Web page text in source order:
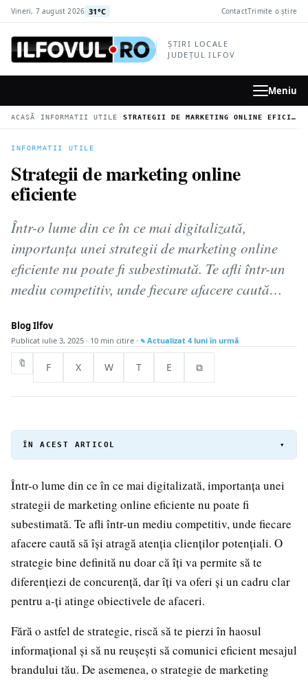
conținutul
Vineri, 7 august 2026 31°C ContactTrimite o știre
ȘTIRI LOCALE
JUDEȚUL ILFOV
Meniu
ACASĂ › INFORMATII UTILE › STRATEGII DE MARKETING ONLINE EFICIENTE
INFORMATII UTILE
Strategii de marketing online
eficiente
Într-o lume din ce în ce mai digitalizată,
importanța unei strategii de marketing online
eficiente nu poate fi subestimată. Te afli într-un
mediu competitiv, unde fiecare afacere caută…
Blog Ilfov
Publicat iulie 3, 2025 · 10 min citire · Actualizat 4 luni în urmă
🔖 F X W T E ⧉
ÎN ACEST ARTICOL ▾
Într-o lume din ce în ce mai digitalizată, importanța unei
strategii de marketing online eficiente nu poate fi
subestimată. Te afli într-un mediu competitiv, unde fiecare
afacere caută să își atragă atenția clienților potențiali. O
strategie bine definită nu doar că îți va permite să te
diferențiezi de concurență, dar îți va oferi și un cadru clar
pentru a-ți atinge obiectivele de afaceri.
Fără o astfel de strategie, riscă să te pierzi în haosul
informațional și să nu reușești să comunici eficient mesajul
brandului tău. De asemenea, o strategie de marketing